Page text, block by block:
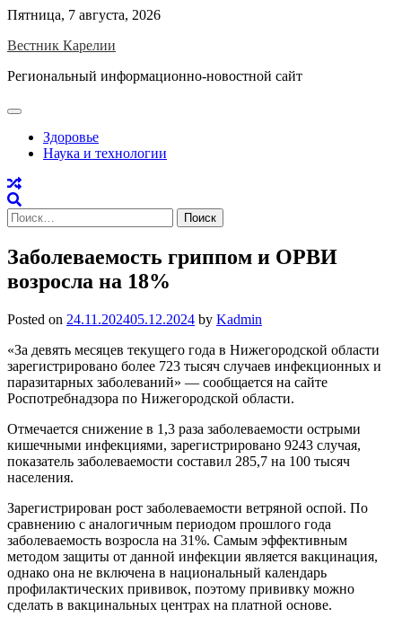
Skip
content
Пятница, 7 августа, 2026
Вестник Карелии
Региональный информационно-новостной сайт
Здоровье
Наука и технологии
Найти:
Заболеваемость гриппом и ОРВИ
возросла на 18%
Posted on 24.11.202405.12.2024 by Kadmin
«За девять месяцев текущего года в Нижегородской области
зарегистрировано более 723 тысяч случаев инфекционных и
паразитарных заболеваний» — сообщается на сайте
Роспотребнадзора по Нижегородской области.
Отмечается снижение в 1,3 раза заболеваемости острыми
кишечными инфекциями, зарегистрировано 9243 случая,
показатель заболеваемости составил 285,7 на 100 тысяч
населения.
Зарегистрирован рост заболеваемости ветряной оспой. По
сравнению с аналогичным периодом прошлого года
заболеваемость возросла на 31%. Самым эффективным
методом защиты от данной инфекции является вакцинация,
однако она не включена в национальный календарь
профилактических прививок, поэтому прививку можно
сделать в вакцинальных центрах на платной основе.